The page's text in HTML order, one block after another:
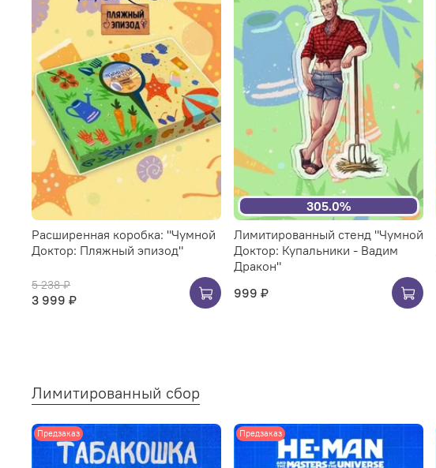
Расширенная коробка: "Чумной
Доктор: Пляжный эпизод"
5 238 ₽
3 999 ₽
305.0%
Лимитированный стенд "Чумной
Доктор: Купальники - Вадим
Дракон"
999 ₽
Лимитированный сбор
Предзаказ Предзаказ